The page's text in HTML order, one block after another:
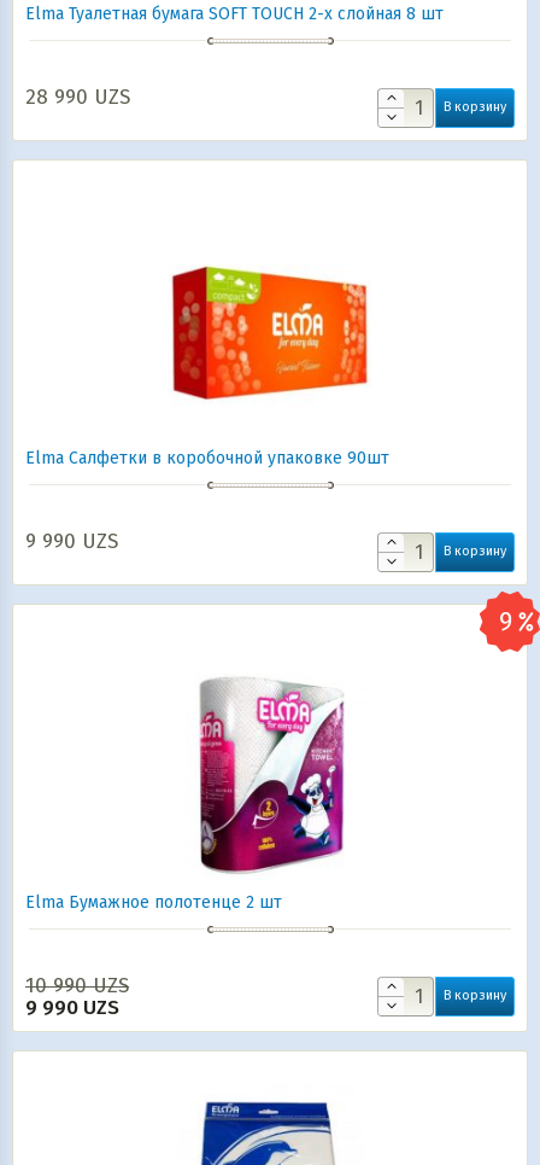
Elma Туалетная бумага SOFT TOUCH 2-х слойная 8 шт
28 990 UZS В корзину
Elma Салфетки в коробочной упаковке 90шт
9 990 UZS В корзину
Elma Бумажное полотенце 2 шт
10 990UZS
9 990 UZS В корзину